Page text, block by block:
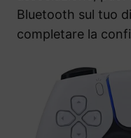
Bluetooth sul tuo
completare la